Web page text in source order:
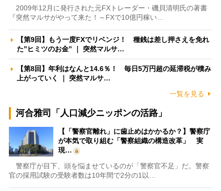
2009年12月に発行された元FXトレーダー・磯貝清明氏の著書
『突然マルサがやって来た！～FXで10億円稼い…
【第9回】もう一度FXでリベンジ！ 種銭は差し押さえを免れ
た”ヒミツのお金” ｜ 突然マルサ…
【第8回】年利はなんと14.6％！ 毎日5万円超の延滞税が積み
上がっていく ｜ 突然マルサ…
一覧を見る
河合雅司「人口減少ニッポンの活路」
【「警察官離れ」に歯止めはかかるか？】警察庁
が本気で取り組む「警察組織の構造改革」 実
現…
警察庁が目下、頭を悩ませているのが「警察官不足」だ。警察
官の採用試験の受験者数は10年間で2分の1以…